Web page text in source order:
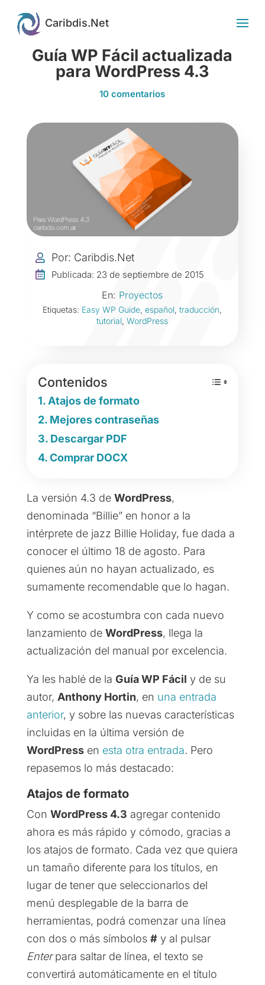
Guía WP Fácil actualizada
para WordPress 4.3
10 comentarios
 Por: Caribdis.Net
 Publicada: 23 de septiembre de 2015
En: Proyectos
Etiquetas: Easy WP Guide,español,traducción,
tutorial,WordPress
Contenidos
Atajos de formato
Mejores contraseñas
Descargar PDF
Comprar DOCX
La versión 4.3 de WordPress,
denominada “Billie” en honor a la
intérprete de jazz Billie Holiday, fue dada a
conocer el último 18 de agosto. Para
quienes aún no hayan actualizado, es
sumamente recomendable que lo hagan.
Y como se acostumbra con cada nuevo
lanzamiento de WordPress, llega la
actualización del manual por excelencia.
Ya les hablé de la Guía WP Fácil y de su
autor, Anthony Hortin, en una entrada
anterior, y sobre las nuevas características
incluidas en la última versión de
WordPressen esta otra entrada. Pero
repasemos lo más destacado:
Atajos de formato
Con WordPress 4.3 agregar contenido
ahora es más rápido y cómodo, gracias a
los atajos de formato. Cada vez que quiera
un tamaño diferente para los títulos, en
lugar de tener que seleccionarlos del
menú desplegable de la barra de
herramientas, podrá comenzar una línea
con dos o más símbolos #y al pulsar
Enterpara saltar de línea, el texto se
convertirá automáticamente en el título